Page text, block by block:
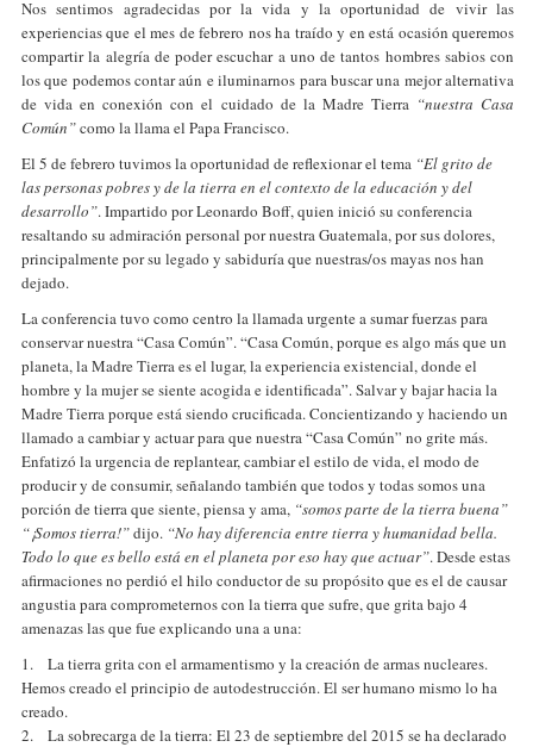
Nos sentimos agradecidas por la vida y la oportunidad de vivir las
experiencias que el mes de febrero nos ha traído y en está ocasión queremos
compartir la alegría de poder escuchar a uno de tantos hombres sabios con
los que podemos contar aún e iluminarnos para buscar una mejor alternativa
de vida en conexión con el cuidado de la Madre Tierra “nuestra Casa
Común”como la llama el Papa Francisco.
El 5 de febrero tuvimos la oportunidad de reflexionar el tema “El grito de
las personas pobres y de la tierra en el contexto de la educación y del
desarrollo”. Impartido por Leonardo Boff, quien inició su conferencia
resaltando su admiración personal por nuestra Guatemala, por sus dolores,
principalmente por su legado y sabiduría que nuestras/os mayas nos han
dejado.
La conferencia tuvo como centro la llamada urgente a sumar fuerzas para
conservar nuestra “Casa Común”. “Casa Común, porque es algo más que un
planeta, la Madre Tierra es el lugar, la experiencia existencial, donde el
hombre y la mujer se siente acogida e identificada”. Salvar y bajar hacia la
Madre Tierra porque está siendo crucificada. Concientizando y haciendo un
llamado a cambiar y actuar para que nuestra “Casa Común” no grite más.
Enfatizó la urgencia de replantear, cambiar el estilo de vida, el modo de
producir y de consumir, señalando también que todos y todas somos una
porción de tierra que siente, piensa y ama, “somos parte de la tierra buena”
“¡Somos tierra!”dijo. “No hay diferencia entre tierra y humanidad bella.
Todo lo que es bello está en el planeta por eso hay que actuar”. Desde estas
afirmaciones no perdió el hilo conductor de su propósito que es el de causar
angustia para comprometernos con la tierra que sufre, que grita bajo 4
amenazas las que fue explicando una a una:
1. La tierra grita con el armamentismo y la creación de armas nucleares.
Hemos creado el principio de autodestrucción. El ser humano mismo lo ha
creado.
2. La sobrecarga de la tierra: El 23 de septiembre del 2015 se ha declarado